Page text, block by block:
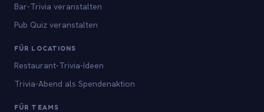
Bar-Trivia veranstalten
Pub Quiz veranstalten
FÜR LOCATIONS
Restaurant-Trivia-Ideen
Trivia-Abend als Spendenaktion
FÜR TEAMS